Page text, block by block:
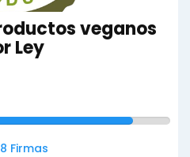
veganos
Ley
Firmas